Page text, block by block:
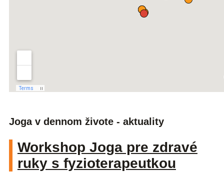
Joga v dennom živote - aktuality
Workshop Joga pre zdravé
ruky s fyzioterapeutkou